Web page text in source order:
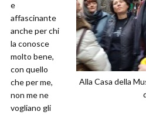
Alla Casa della
e
affascinante
anche per chi
la conosce
molto bene,
con quello
che per me,
non me ne
vogliano gli